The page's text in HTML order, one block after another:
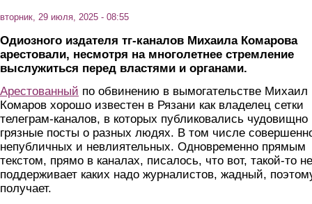
вторник, 29 июля, 2025 - 08:55
Одиозного издателя тг-каналов Михаила Комарова
арестовали, несмотря на многолетнее стремление
выслужиться перед властями и органами.
Арестованный по обвинению в вымогательстве Михаил
Комаров хорошо известен в Рязани как владелец сетки
телеграм-каналов, в которых публиковались чудовищно
грязные посты о разных людях. В том числе
непубличных и невлиятельных. Одновременно прямым
текстом, прямо в каналах, писалось, что вот, такой-то не
поддерживает каких надо журналистов, жадный,
получает.